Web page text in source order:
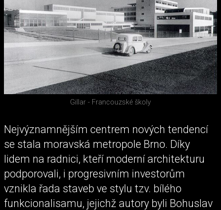
Gillar - Francouzské školy
Nejvýznamnějším centrem nových tendencí
se stala moravská metropole Brno. Díky
lidem na radnici, kteří moderní architekturu
podporovali, i progresivním investorům
vznikla řada staveb ve stylu tzv. bílého
funkcionalisamu, jejichž autory byli Bohuslav